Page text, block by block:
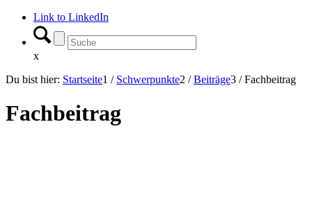
Link to LinkedIn
x
Du bist hier: Startseite1 / Schwerpunkte2 / Beiträge3 / Fachbeitrag
Fachbeitrag